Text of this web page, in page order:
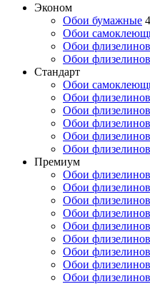
Эконом
Обои бумажные
Обои
Обои
Обои
Стандарт
Обои
Обои
Обои
Обои
Обои
Обои
Премиум
Обои
Обои
Обои
Обои
Обои
Обои
Обои
Обои
Обои